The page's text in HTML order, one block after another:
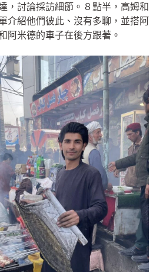
，討論採訪細節。８點半，高姆和
介紹他們彼此、沒有多聊，並搭阿
阿米德的車子在後方跟著。